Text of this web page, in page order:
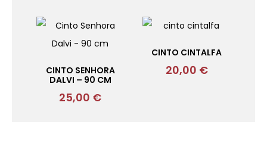
CINTO SENHORA
DALVI – 90 CM
25,00 €
CINTO CINTALFA
20,00 €